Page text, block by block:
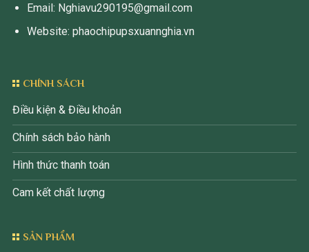
Email: Nghiavu290195@gmail.com
Website: phaochipupsxuannghia.vn
CHÍNH SÁCH
Điều kiện & Điều khoản
Chính sách bảo hành
Hình thức thanh toán
Cam kết chất lượng
SẢN PHẨM